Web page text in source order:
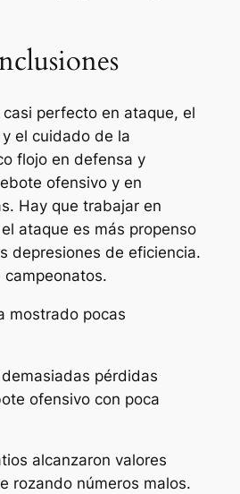
perfecto en ataque, el
el cuidado de la
flojo en defensa y
ofensivo y en
Hay que trabajar en
ataque es más propenso
depresiones de eficiencia.
mostrado pocas
pérdidas
ofensivo con poca
alcanzaron valores
rozando números malos.